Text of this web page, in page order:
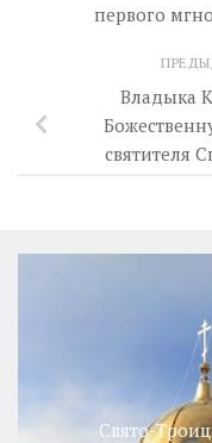
первого
Владыка
святителя
Свято-